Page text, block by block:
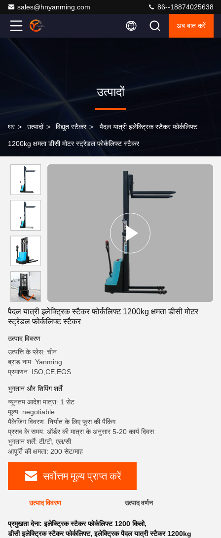
sales@hnyanming.com 86--18874025638
अब बात करें
उत्पादों
घर > उत्पादों > विद्युत स्टैकर > पैदल यात्री इलेक्ट्रिक स्टैकर फोर्कलिफ्ट
1200kg क्षमता डीसी मोटर स्ट्रेडल फोर्कलिफ्ट स्टैकर
पैदल यात्री इलेक्ट्रिक स्टैकर फोर्कलिफ्ट 1200kg क्षमता डीसी मोटर
स्ट्रेडल फोर्कलिफ्ट स्टैकर
उत्पाद विवरण
उत्पत्ति के प्लेस: चीन
ब्रांड नाम: Yanming
प्रमाणन: ISO,CE,EGS
भुगतान और शिपिंग शर्तें
न्यूनतम आदेश मात्रा: 1 सेट
मूल्य: negotiable
पैकेजिंग विवरण: निर्यात के लिए फूस की पैकिंग
प्रसव के समय: ऑर्डर की मात्रा के अनुसार 5-20 कार्य दिवस
भुगतान शर्तें: टी/टी, एल/सी
आपूर्ति की क्षमता: 200 सेट/माह
सर्वोत्तम मूल्य प्राप्त करें
उत्पाद विवरण उत्पाद वर्णन
प्रमुखता देना:इलेक्ट्रिक स्टैकर फोर्कलिफ्ट 1200 किलो,
डीसी इलेक्ट्रिक स्टैकर फोर्कलिफ्ट,इलेक्ट्रिक पैदल यात्री स्टैकर 1200kg